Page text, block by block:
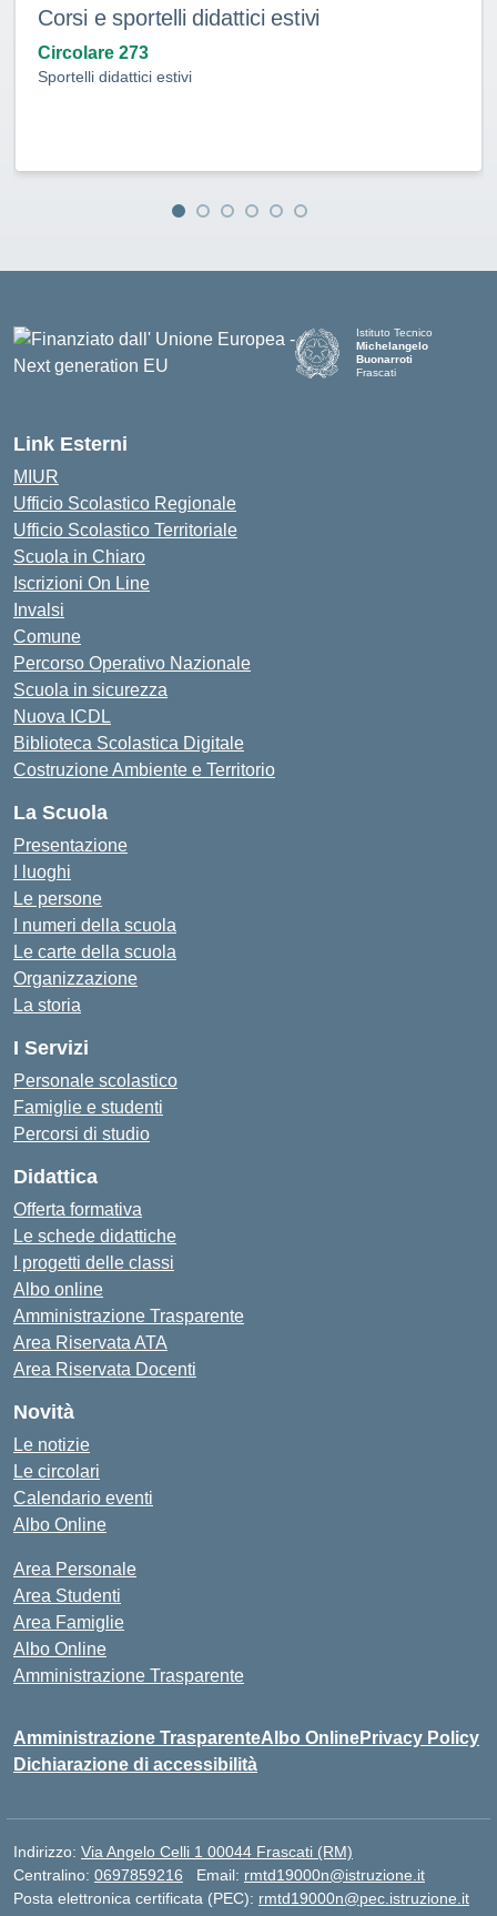
Corsi e sportelli didattici estivi
Circolare 273
Sportelli didattici estivi
Istituto Tecnico
Michelangelo
Buonarroti
Frascati
Link Esterni
MIUR
Ufficio Scolastico Regionale
Ufficio Scolastico Territoriale
Scuola in Chiaro
Iscrizioni On Line
Invalsi
Comune
Percorso Operativo Nazionale
Scuola in sicurezza
Nuova ICDL
Biblioteca Scolastica Digitale
Costruzione Ambiente e Territorio
La Scuola
Presentazione
I luoghi
Le persone
I numeri della scuola
Le carte della scuola
Organizzazione
La storia
I Servizi
Personale scolastico
Famiglie e studenti
Percorsi di studio
Didattica
Offerta formativa
Le schede didattiche
I progetti delle classi
Albo online
Amministrazione Trasparente
Area Riservata ATA
Area Riservata Docenti
Novità
Le notizie
Le circolari
Calendario eventi
Albo Online
Area Personale
Area Studenti
Area Famiglie
Albo Online
Amministrazione Trasparente
Amministrazione TrasparenteAlbo OnlinePrivacy Policy
Dichiarazione di accessibilità
Indirizzo: Via Angelo Celli 1 00044 Frascati (RM)
Centralino: 0697859216 Email: rmtd19000n@istruzione.it
Posta elettronica certificata (PEC): rmtd19000n@pec.istruzione.it